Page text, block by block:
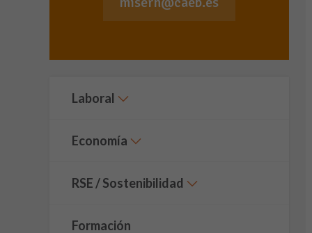
Laboral
Economía
RSE / Sostenibilidad
Formación